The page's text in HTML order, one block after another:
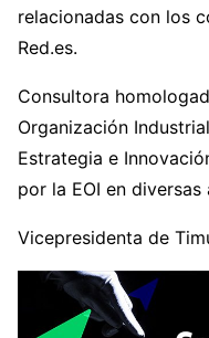
relacionadas con los
Red.es.
Consultora
Organización
Estrategia e
por la EOI en diversas
Vicepresidenta de